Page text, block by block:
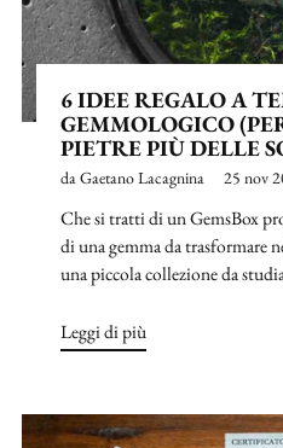
6 IDEE REGALO A
GEMMOLOGICO
PIETRE PIÙ DELLE
da Gaetano Lacagnina 25 nov
Che si tratti di un GemsBox
di una gemma da trasformare
una piccola collezione da
Leggi di più